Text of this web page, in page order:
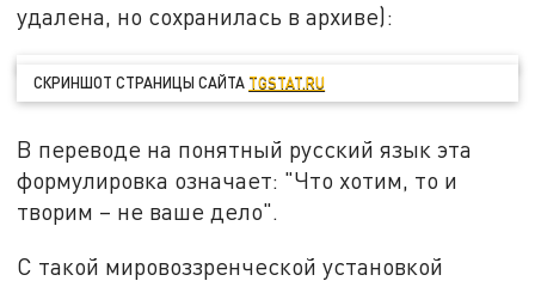
удалена, но сохранилась в архиве):
СКРИНШОТ СТРАНИЦЫ САЙТА TGSTAT.RU
В переводе на понятный русский язык эта
формулировка означает: "Что хотим, то и
творим – не ваше дело".
С такой мировоззренческой установкой